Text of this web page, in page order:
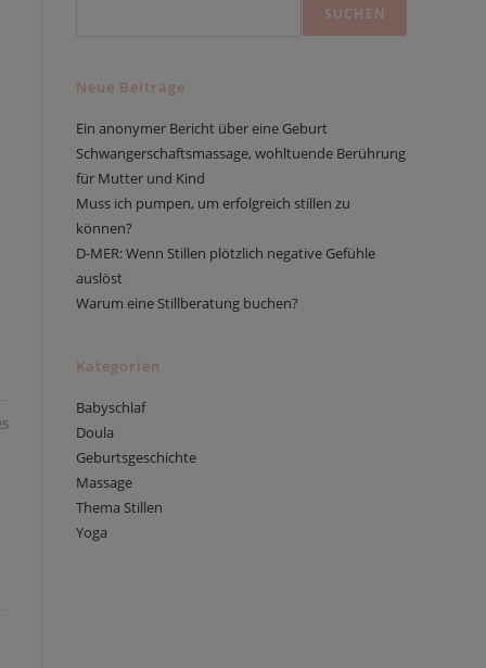
SUCHEN
Neue Beiträge
Ein anonymer Bericht über eine Geburt
Schwangerschaftsmassage, wohltuende Berührung
für Mutter und Kind
Muss ich pumpen, um erfolgreich stillen zu
können?
D-MER: Wenn Stillen plötzlich negative Gefühle
auslöst
Warum eine Stillberatung buchen?
Kategorien
Babyschlaf
Doula
Geburtsgeschichte
Massage
Thema Stillen
Yoga